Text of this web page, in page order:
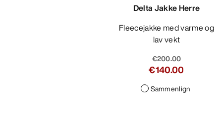
Delta Jakke Herre
Fleecejakke med varme og
lav vekt
€200.00
€140.00
Sammenlign